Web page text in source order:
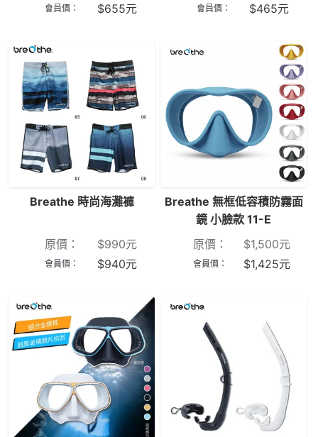
會員價： $655元 會員價： $465元
Breathe 時尚海灘褲
原價： $990元
會員價： $940元
Breathe 無框低容積防霧面
鏡 小臉款 11-E
原價：
$1,500元
會員價： $1,425元